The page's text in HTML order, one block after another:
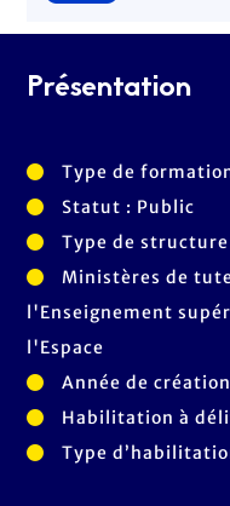
Présentation
Type de
Statut : Public
Type de structure
Ministères de
l'Enseignement
l'Espace
Année de
Habilitation à
Type